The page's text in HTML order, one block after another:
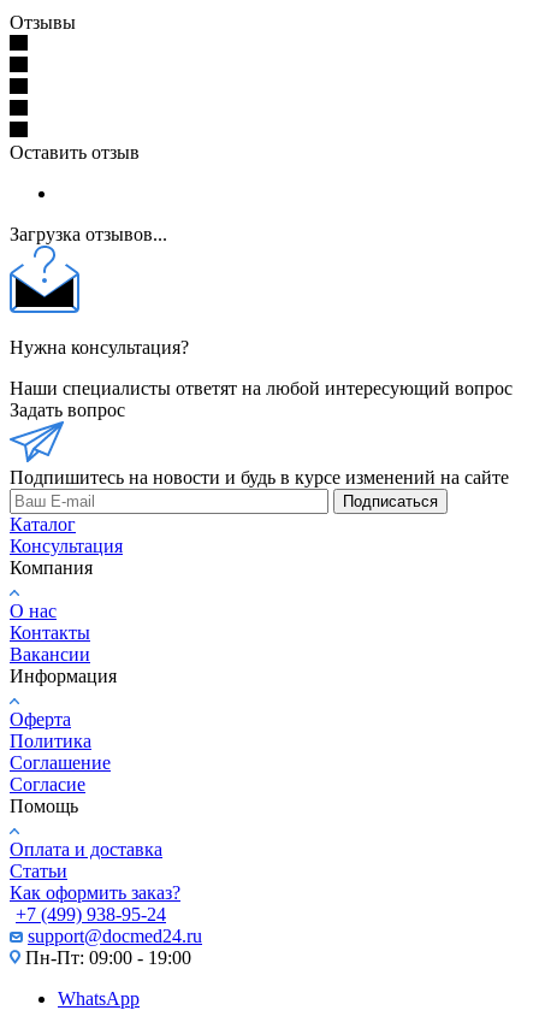
Отзывы
Оставить отзыв
Загрузка отзывов...
Нужна консультация?
Наши специалисты ответят на любой интересующий вопрос
Задать вопрос
Подпишитесь на новости и будь в курсе изменений на сайте
Подписаться
Каталог
Консультация
Компания
О нас
Контакты
Вакансии
Информация
Оферта
Политика
Соглашение
Согласие
Помощь
Оплата и доставка
Статьи
Как оформить заказ?
+7 (499) 938-95-24
support@docmed24.ru
Пн-Пт: 09:00 - 19:00
WhatsApp